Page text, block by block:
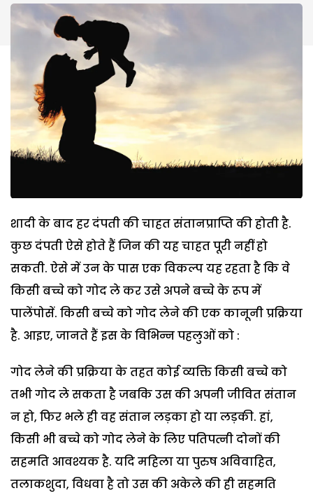
शादी के बाद हर दंपती की चाहत संतानप्राप्ति की होती है.
कुछ दंपती ऐसे होते हैं जिन की यह चाहत पूरी नहीं हो
सकती. ऐसे में उन के पास एक विकल्प यह रहता है कि वे
किसी बच्चे को गोद ले कर उसे अपने बच्चे के रूप में
पालेंपोसें. किसी बच्चे को गोद लेने की एक कानूनी प्रक्रिया
है. आइए, जानते हैं इस के विभिन्न पहलुओं को :
गोद लेने की प्रक्रिया के तहत कोई व्यक्ति किसी बच्चे को
तभी गोद ले सकता है जबकि उस की अपनी जीवित संतान
न हो, फिर भले ही वह संतान लड़का हो या लड़की. हां,
किसी भी बच्चे को गोद लेने के लिए पतिपत्नी दोनों की
सहमति आवश्यक है. यदि महिला या पुरुष अविवाहित,
तलाकशुदा, विधवा है तो उस की अकेले की ही सहमति